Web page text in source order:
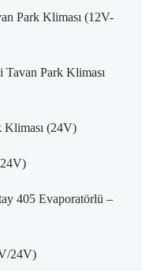
Park Kliması (12V-
Park Kliması
Kliması (24V)
405 Evaporatörlü –
24V)